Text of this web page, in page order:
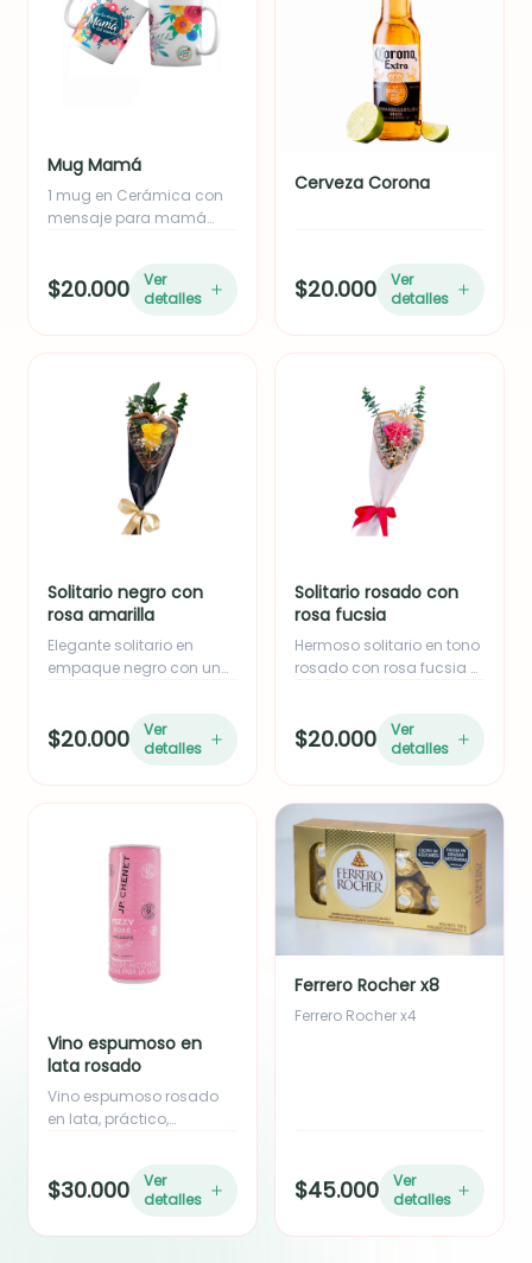
Mug Mamá
1 mug en Cerámica con
mensaje para mamá
$20.000
Ver
detalles
Cerveza Corona
$20.000
Ver
detalles
Solitario negro con
rosa amarilla
Elegante solitario en
empaque negro con una
de eucalipto y yizo. Ideal
como adición o para
$20.000
Ver
detalles
Solitario rosado con
rosa fucsia
Hermoso solitario en tono
rosado con rosa fucsia o
Ideal para empresas o
como complemento de
cinta de tela.
$20.000
Ver
detalles
Vino espumoso en
lata rosado
Vino espumoso rosado
en lata, práctico,
cualquier detalle o
$30.000
Ver
detalles
Ferrero Rocher x8
Ferrero Rocher x4
$45.000
Ver
detalles